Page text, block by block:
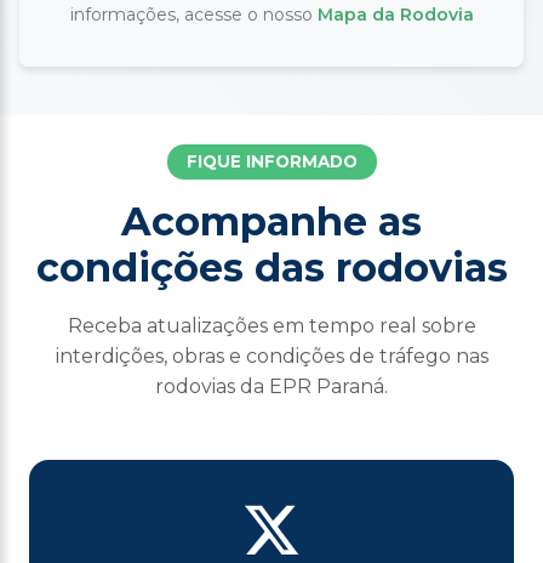
informações, acesse o nosso Mapa da Rodovia
FIQUE INFORMADO
Acompanhe as
condições das rodovias
Receba atualizações em tempo real sobre
interdições, obras e condições de tráfego nas
rodovias da EPR Paraná.